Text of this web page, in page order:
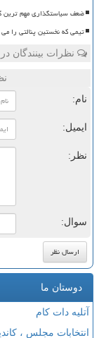
ضعف سیاستگذاری مهم ترین
تیمی که نخستین پنالتی را
نظرات بینندگان
نام:
ایمیل:
نظر:
سوال:
دوستان ما
آتلیه دات کام
انتخابات مجلس ،